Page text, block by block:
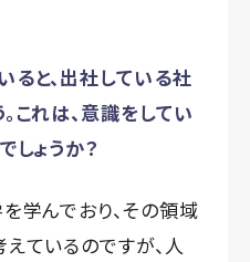
と、出社している社
これは、意識をしてい
しょうか？
学んでおり、その領域
ているのですが、人